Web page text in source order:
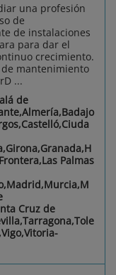
una profesión
de
de instalaciones
para dar el
crecimiento.
de mantenimiento
...
de
Palmas
Cruz de